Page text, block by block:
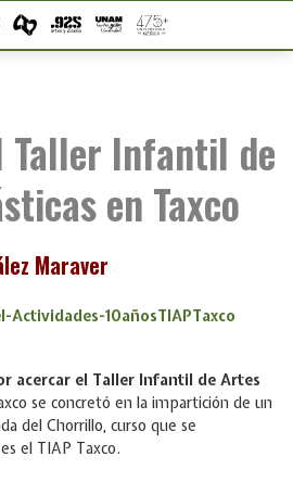
Taller Infantil de
en Taxco
Maraver
acercar el Taller Infantil de Artes
se concretó en la impartición de un
del Chorrillo, curso que se
el TIAP Taxco.